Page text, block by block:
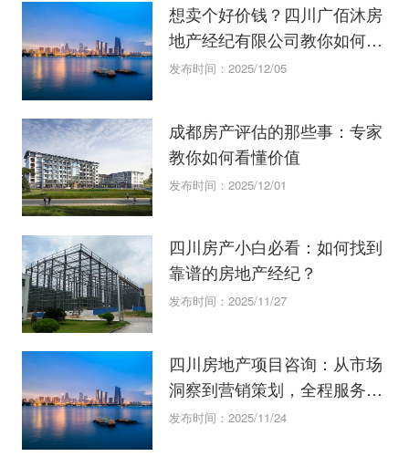
想卖个好价钱？四川广佰沐房
地产经纪有限公司教你如何评
估房产
发布时间：2025/12/05
成都房产评估的那些事：专家
教你如何看懂价值
发布时间：2025/12/01
四川房产小白必看：如何找到
靠谱的房地产经纪？
发布时间：2025/11/27
四川房地产项目咨询：从市场
洞察到营销策划，全程服务解
析
发布时间：2025/11/24